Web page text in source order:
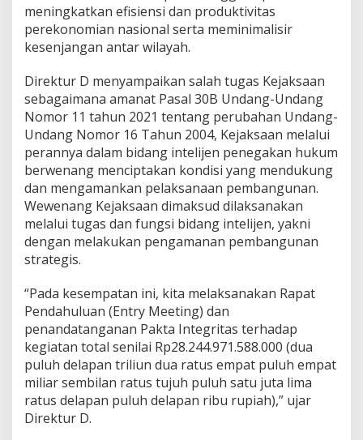
a
a
n
e
m
a
n
g
u
n
a
n
S
t
e
g
i
s
e
r
h
meningkatkan efisiensi dan produktivitas
perekonomian nasional serta meminimalisir
kesenjangan antar wilayah.
Direktur D menyampaikan salah tugas Kejaksaan
sebagaimana amanat Pasal 30B Undang-Undang
Nomor 11 tahun 2021 tentang perubahan Undang-
Undang Nomor 16 Tahun 2004, Kejaksaan melalui
perannya dalam bidang intelijen penegakan hukum
berwenang menciptakan kondisi yang mendukung
dan mengamankan pelaksanaan pembangunan.
Wewenang Kejaksaan dimaksud dilaksanakan
melalui tugas dan fungsi bidang intelijen, yakni
dengan melakukan pengamanan pembangunan
strategis.
“Pada kesempatan ini, kita melaksanakan Rapat
Pendahuluan (Entry Meeting) dan
penandatanganan Pakta Integritas terhadap
kegiatan total senilai Rp28.244.971.588.000 (dua
puluh delapan triliun dua ratus empat puluh empat
miliar sembilan ratus tujuh puluh satu juta lima
ratus delapan puluh delapan ribu rupiah),” ujar
Direktur D.